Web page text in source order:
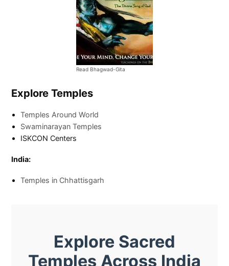
Read Bhagwad-Gita
Explore Temples
Temples Around World
Swaminarayan Temples
ISKCON Centers
India:
Temples in Chhattisgarh
Explore Sacred
Temples Across India